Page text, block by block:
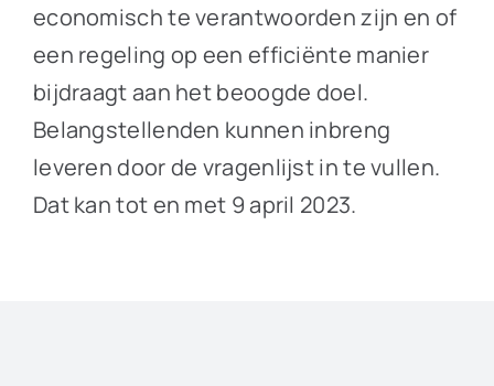
economisch te verantwoorden zijn en of
een regeling op een efficiënte manier
bijdraagt aan het beoogde doel.
Belangstellenden kunnen inbreng
leveren door de vragenlijst in te vullen.
Dat kan tot en met 9 april 2023.